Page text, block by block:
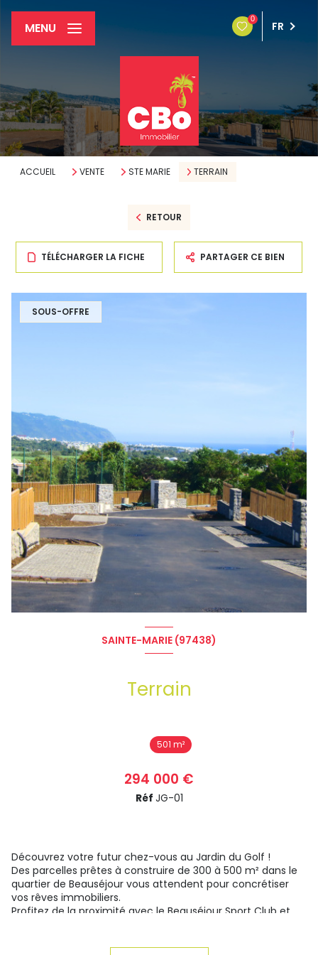
0
FR
MENU
ACCUEIL VENTE STE MARIE TERRAIN
RETOUR
TÉLÉCHARGER LA FICHE PARTAGER CE BIEN
SOUS-OFFRE
SAINTE-MARIE (97438)
Terrain
501 m²
294 000 €
Réf JG-01
Découvrez votre futur chez-vous au Jardin du Golf !
Des parcelles prêtes à construire de 300 à 500 m² dans le
quartier de Beauséjour vous attendent pour concrétiser
vos rêves immobiliers.
Profitez de la proximité avec le Beauséjour Sport Club et
Notre lotissement est équipé d'un portail automatique